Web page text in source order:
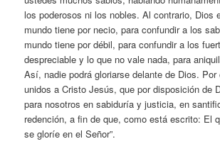
los poderosos ni los nobles. Al contrario, Dios
mundo tiene por necio, para confundir a los
mundo tiene por débil, para confundir a los
despreciable y lo que no vale nada, para
Así, nadie podrá gloriarse delante de Dios.
unidos a Cristo Jesús, que por disposición de
para nosotros en sabiduría y justicia, en
redención, a fin de que, como está escrito: El
se gloríe en el Señor”.